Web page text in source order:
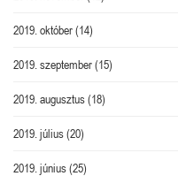
2019. október(14)
2019. szeptember(15)
2019. augusztus(18)
2019. július(20)
2019. június(25)